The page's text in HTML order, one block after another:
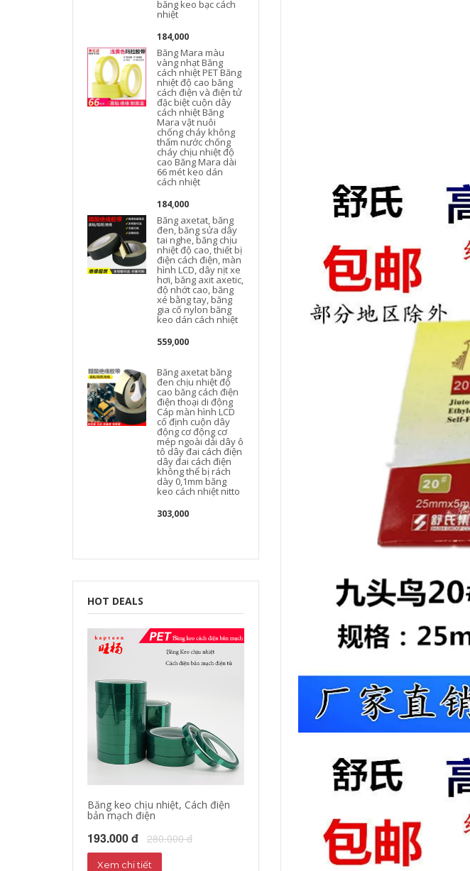
băng keo bạc cách
nhiệt
184,000
Băng Mara màu
vàng nhạt Băng
cách nhiệt PET Băng
nhiệt độ cao băng
cách điện và điện tử
đặc biệt cuộn dây
cách nhiệt Băng
Mara vật nuôi
chống cháy không
thấm nước chống
cháy chịu nhiệt độ
cao Băng Mara dài
66 mét keo dán
cách nhiệt
184,000
Băng axetat, băng
đen, băng sửa dây
tai nghe, băng chịu
nhiệt độ cao, thiết bị
điện cách điện, màn
hình LCD, dây nịt xe
hơi, băng axit axetic,
độ nhớt cao, băng
xé bằng tay, băng
gia cố nylon băng
keo dán cách nhiệt
559,000
Băng axetat băng
đen chịu nhiệt độ
cao băng cách điện
điện thoại di động
Cáp màn hình LCD
cố định cuộn dây
động cơ động cơ
mép ngoài dải dây ô
tô dây đai cách điện
dây đai cách điện
không thể bị rách
dày 0,1mm băng
keo cách nhiệt nitto
303,000
262,000
Băng keo Teflon
trắng một mặt của
Miller Qi, băng keo
chống cháy, cách
nhiệt, băng keo vải
thủy tinh, máy dán
bao bì chân không,
băng keo Teflon
chống dính, độ dày
300 độ
không thấm nước
mỏng Dây băng keo
HOT DEALS
Băng keo chịu nhiệt, Cách điện
bản mạch điện
193.000 đ 280.000 đ
Xem chi tiết